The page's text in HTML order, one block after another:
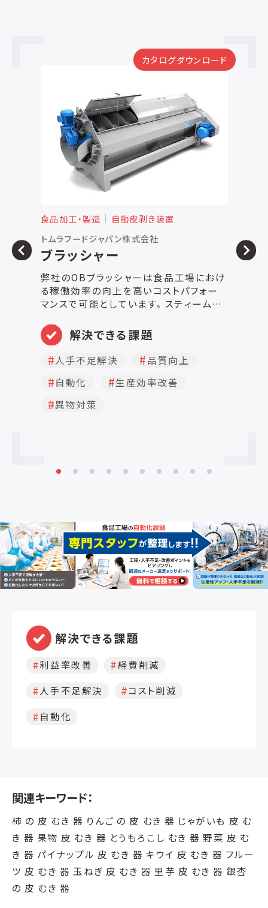
カタログダウンロード
食品加工・製造
自動皮剥き装置
トムラフードジャパン株式会社
ブラッシャー
弊社のOBブラッシャーは食品工場におけ
る稼働効率の向上を高いコストパフォー
マンスで可能としています。 スティームピ
自動化を更に促進できます。ピーラーによ
って剥離した皮の除去が難しい製品に対
しては、弊社の高速ブラッシャーを推奨し
ます。 使用するブラシの種類や寸法は対
象製品に応じて選択が可能で、お客様の
設備の自動化を促進します。 弊社はブラ
ラッシャーは世界のピーリング/皮剥き業
発生したり、付着した不良部の除去にも
効果的です。 本機の設計は機械構造や、
さまざまな製品に適応できる柔軟性、機
械自体の信頼性、低メンテナンス頻度を
優先にした従来の設計発想とは異なる新
下に歯止めをかけ、製品ごとに異なるピ
ーリング/皮剥きニーズに対応可能な柔ス
ペックチョイス 定量処理を可能とした可
変リテンションタイム 2タイプ / ドライ or
ウェットの除去方法を選択可能です。 対象
製品に応じてブラシ速度を最適化できる
可変速ブラシを搭載。 ピールスキャナー /
解決できる課題
人手不足解決
品質向上
自動化
生産効率改善
異物対策
解決できる課題
利益率改善
経費削減
人手不足解決
コスト削減
自動化
関連キーワード：
柿 の 皮 むき 器 りんご の 皮 むき 器 じゃがいも 皮 む
き 器 果物 皮 むき 器 とうもろこし むき 器 野菜 皮 む
き 器 パイナップル 皮 むき 器 キウイ 皮 むき 器 フルー
ツ 皮 むき 器 玉ねぎ 皮 むき 器 里芋 皮 むき 器 銀杏
の 皮 むき 器